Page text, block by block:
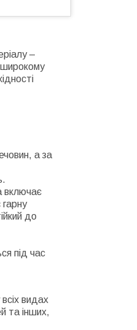
–
широкому
а за
включає
до
під час
видах
та інших,